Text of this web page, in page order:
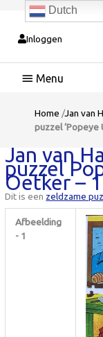
Inloggen
Hoofdmenu
Home /Jan van
puzzel ‘Popeye
Jan van
puzzel
Oetker –
Dit is een zeldzame
Afbeelding
- 1
Dutch